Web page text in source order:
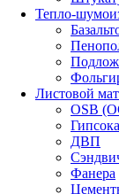
Тепло-
Листовой
OSB
ДВП
Фанера